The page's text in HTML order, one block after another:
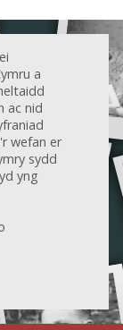
a
ac nid
wefan er
sydd
yng